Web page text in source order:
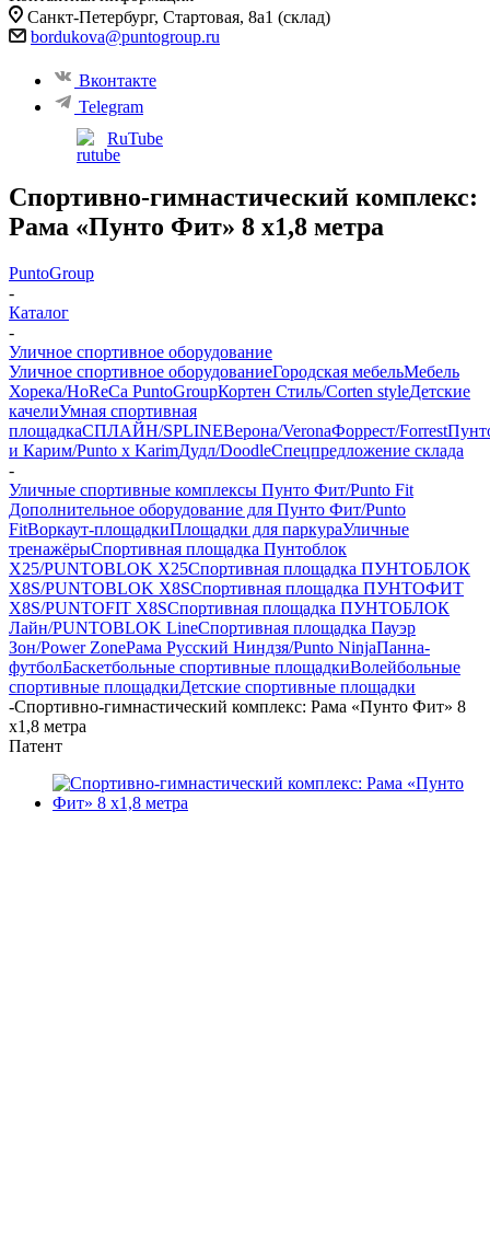
Санкт-Петербург, Стартовая, 8а​1 (склад)
bordukova@puntogroup.ru
Вконтакте
Telegram
RuTube
Спортивно-гимнастический комплекс:
Рама «Пунто Фит» 8 х1,8 метра
PuntoGroup
-
Каталог
-
Уличное спортивное оборудование
Уличное спортивное оборудованиеГородская мебельМебель
Хорека/HoReCa PuntoGroupКортен Стиль/Corten styleДетские
качелиУмная спортивная
площадкаСПЛАЙН/SPLINEВерона/VeronaФоррест/Forrest
и Карим/Punto x KarimДудл/DoodleСпецпредложение склада
-
Уличные спортивные комплексы Пунто Фит/Punto Fit
Дополнительное оборудование для Пунто Фит/Punto
FitВоркаут-площадкиПлощадки для паркураУличные
тренажёрыСпортивная площадка Пунтоблок
Х25/PUNTOBLOK X25Спортивная площадка ПУНТОБЛОК
X8S/PUNTOBLOK X8SСпортивная площадка ПУНТОФИТ
X8S/PUNTOFIT X8SСпортивная площадка ПУНТОБЛОК
Лайн/PUNTOBLOK LineСпортивная площадка Пауэр
Зон/Power ZoneРама Русский Ниндзя/Punto NinjaПанна-
футболБаскетбольные спортивные площадкиВолейбольные
спортивные площадкиДетские спортивные площадки
-Спортивно-гимнастический комплекс: Рама «Пунто Фит» 8
х1,8 метра
Патент